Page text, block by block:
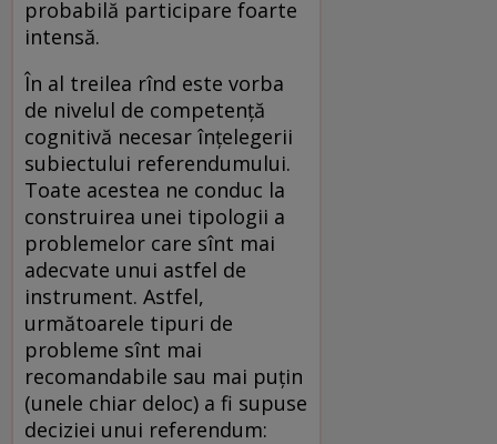
probabilă participare foarte
intensă.
În al treilea rînd este vorba
de nivelul de competență
cognitivă necesar înțelegerii
subiectului referendumului.
Toate acestea ne conduc la
construirea unei tipologii a
problemelor care sînt mai
adecvate unui astfel de
instrument. Astfel,
următoarele tipuri de
probleme sînt mai
recomandabile sau mai puțin
(unele chiar deloc) a fi supuse
deciziei unui referendum: